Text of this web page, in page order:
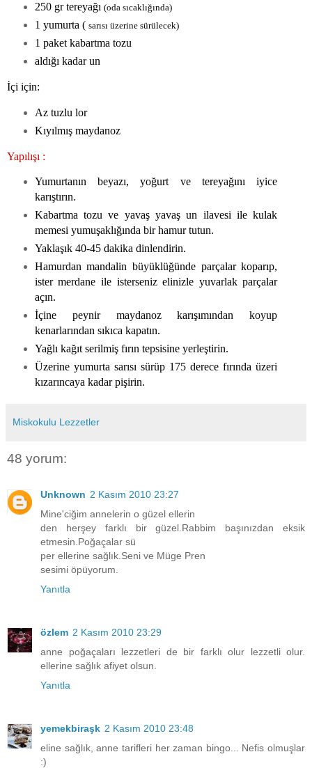
250 gr tereyağı (oda sıcaklığında)
1 yumurta ( sarısı üzerine sürülecek)
1 paket kabartma tozu
aldığı kadar un
İçi için:
Az tuzlu lor
Kıyılmış maydanoz
Yapılışı :
Yumurtanın beyazı, yoğurt ve tereyağını iyice
karıştırın.
Kabartma tozu ve yavaş yavaş un ilavesi ile kulak
memesi yumuşaklığında bir hamur tutun.
Yaklaşık 40-45 dakika dinlendirin.
Hamurdan mandalin büyüklüğünde parçalar koparıp,
ister merdane ile isterseniz elinizle yuvarlak parçalar
açın.
İçine peynir maydanoz karışımından koyup
kenarlarından sıkıca kapatın.
Yağlı kağıt serilmiş fırın tepsisine yerleştirin.
Üzerine yumurta sarısı sürüp 175 derece fırında üzeri
kızarıncaya kadar pişirin.
Miskokulu Lezzetler
48 yorum:
Unknown 2 Kasım 2010 23:27
Mine'ciğim annelerin o güzel ellerin
den herşey farklı bir güzel.Rabbim başınızdan eksik
etmesin.Poğaçalar sü
per ellerine sağlık.Seni ve Müge Pren
sesimi öpüyorum.
Yanıtla
özlem 2 Kasım 2010 23:29
anne poğaçaları lezzetleri de bir farklı olur lezzetli olur.
ellerine sağlık afiyet olsun.
Yanıtla
yemekbiraşk 2 Kasım 2010 23:48
eline sağlık, anne tarifleri her zaman bingo... Nefis olmuşlar
:)